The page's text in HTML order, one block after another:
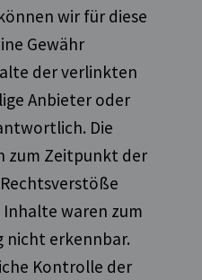
wir für diese
Gewähr
der verlinkten
Anbieter oder
Die
zum Zeitpunkt der
waren zum
nicht erkennbar.
Kontrolle der